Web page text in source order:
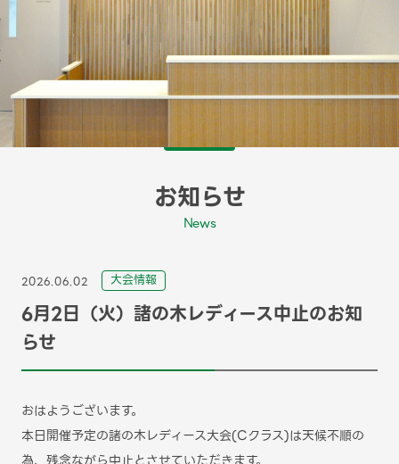
お知らせ
News
2026.06.02 ⼤会情報
6月2日（火）諸の木レディース中止のお知
らせ
おはようございます。
本日開催予定の諸の木レディース大会(Cクラス)は天候不順の